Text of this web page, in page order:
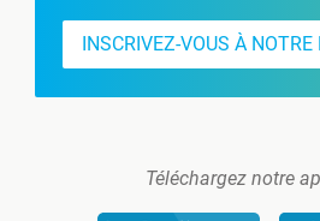
INSCRIVEZ-VOUS À
Téléchargez notre